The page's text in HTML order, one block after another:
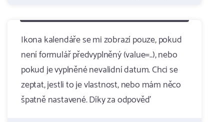
Ikona kalendáře se mi zobrazí pouze, pokud
není formulář předvyplněný (value=..), nebo
pokud je vyplněné nevalidní datum. Chci se
zeptat, jestli to je vlastnost, nebo mám něco
špatně nastavené. Díky za odpověď